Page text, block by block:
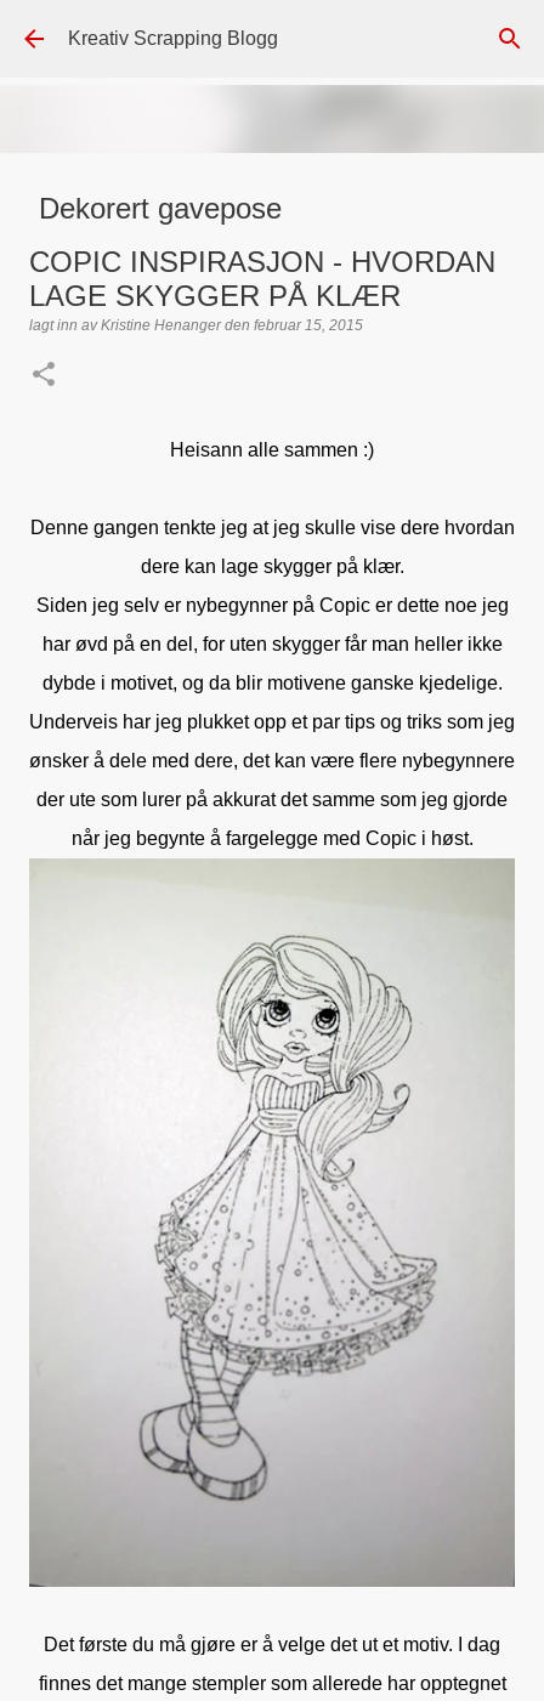
Gå til hovedinnhold
Kreativ Scrapping Blogg
Dekorert gavepose
PAPIRDESIGN
TEKST KLISTREMERKER / STICKERS
COPIC INSPIRASJON - HVORDAN
LAGE SKYGGER PÅ KLÆR
lagt inn avKristine Henanger den februar 15, 2015
Heisann alle sammen :)
Denne gangen tenkte jeg at jeg skulle vise dere hvordan
dere kan lage skygger på klær.
Siden jeg selv er nybegynner på Copic er dette noe jeg
har øvd på en del, for uten skygger får man heller ikke
dybde i motivet, og da blir motivene ganske kjedelige.
Underveis har jeg plukket opp et par tips og triks som jeg
ønsker å dele med dere, det kan være flere nybegynnere
der ute som lurer på akkurat det samme som jeg gjorde
når jeg begynte å fargelegge med Copic i høst.
Det første du må gjøre er å velge det ut et motiv. I dag
finnes det mange stempler som allerede har opptegnet